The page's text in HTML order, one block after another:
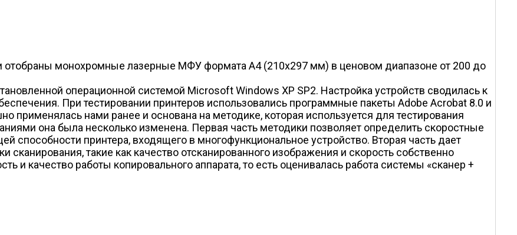
отобраны монохромные лазерные МФУ формата A4 (210x297 мм) в ценовом диапазоне от 200 до
операционной системой Microsoft Windows XP SP2. Настройка устройств сводилась к
При тестировании принтеров использовались программные пакеты Adobe Acrobat 8.0 и
применялась нами ранее и основана на методике, которая используется для тестирования
она была несколько изменена. Первая часть методики позволяет определить скоростные
способности принтера, входящего в многофункциональное устройство. Вторая часть дает
такие как качество отсканированного изображения и скорость собственно
и качество работы копировального аппарата, то есть оценивалась работа системы «сканер +